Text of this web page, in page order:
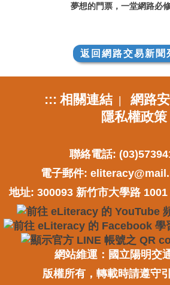
夢想的門票，一堂網路必
返回網路交易新聞
::: 相關連結| 網路
隱私權政策
聯絡電話:
電子郵件:
地址: 300093 新竹市大學路
網站維運：國立陽明交
版權所有，轉載時請遵守